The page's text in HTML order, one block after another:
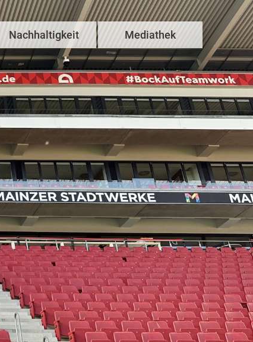
Nachhaltigkeit
Unser Beitrag
Haustechnik
Bauen
Innovationen
Mediathek
Azubis & Studis
Häuslebauer